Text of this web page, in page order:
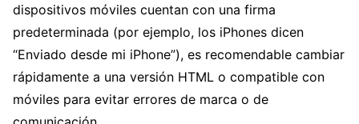
dispositivos móviles cuentan con una firma
predeterminada (por ejemplo, los iPhones dicen
“Enviado desde mi iPhone”), es recomendable cambiar
rápidamente a una versión HTML o compatible con
móviles para evitar errores de marca o de